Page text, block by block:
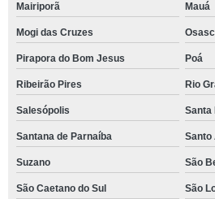
Mairiporã Mauá
Mogi das Cruzes
Pirapora do Bom Jesus Poá
Ribeirão Pires Rio
Salesópolis Santa
Santana de Parnaíba Santo
Suzano São
São Caetano do Sul São